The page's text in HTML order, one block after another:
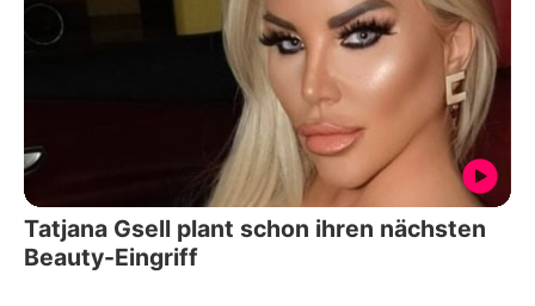
Tatjana Gsell plant schon ihren nächsten
Beauty-Eingriff